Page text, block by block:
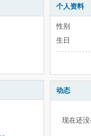
个人资料
性别
生日
动态
现在还